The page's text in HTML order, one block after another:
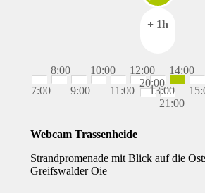
+ 1h
7:00
8:00
9:00
10:00
11:00
12:00
13:00
14:00
20:00
21:00
Webcam Trassenheide
Strandpromenade mit Blick auf die
Greifswalder Oie